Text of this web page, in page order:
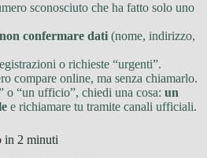
sconosciuto che ha fatto solo uno
non confermare dati (nome, indirizzo,
o richieste “urgenti”.
compare online, ma senza chiamarlo.
o “un ufficio”, chiedi una cosa: un
e richiamare tu tramite canali ufficiali.
in 2 minuti